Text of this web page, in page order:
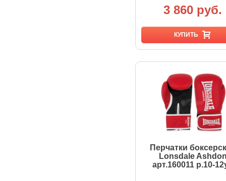
3 860 руб.
КУПИТЬ
Перчатки
Lonsdale
арт.160011 р.10-